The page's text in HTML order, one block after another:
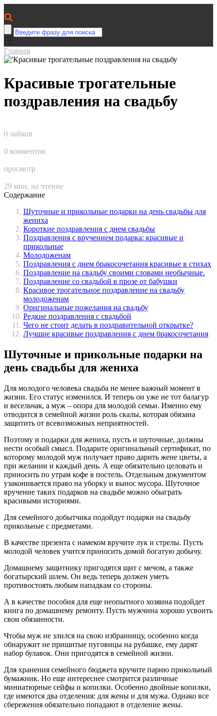
Главная
Красивые трогательные
поздравления на свадьбу
0 лайков
0 комментов
просмотр
29 мин. на чтение
Содержание
Шуточные и прикольные подарки на день свадьбы для
жениха
Короткие поздравления с днем свадьбы
Поздравления с вручением подарка: красивые и
прикольные
Молодоженам
Поздравления с днем бракосочетания красивые в стихах
Поздравление на свадьбу своими словами необычные.
Поздравление со свадьбой в прозе от бабушки
Красивое трогательное поздравление на свадьбу
молодоженам
Оригинальные пожелания на свадьбу
Редкие поздравления с свадьбой
Чего не стоит делать в поздравительной открытке?
Лучшие красивые поздравления с днем бракосочетания
Шуточные и прикольные подарки на
день свадьбы для жениха
Для молодого человека свадьба не менее важный момент в
жизни. Его статус изменился. И теперь он уже не тот балагур
и весельчак, а муж – опора для молодой семьи. Именно ему
отводится в семейной жизни роль скалы, которая обязана
защитить от всевозможных неприятностей.
Поэтому и подарки для жениха, пусть и шуточные, должны
нести особый смысл. Подарите оригинальный сертификат, по
которому молодой муж получает право дарить жене цветы, а
при желании и каждый день. А еще обязательно целовать и
приносить по утрам кофе в постель. Отдельным документом
узаконивается право на уборку и вынос мусора. Шуточное
вручение таких подарков на свадьбе можно обыграть
красивыми историями.
Для семейного добытчика подойдут подарки на свадьбу
прикольные с предметами.
В качестве презента с намеком вручите лук и стрелы. Пусть
молодой человек учится приносить домой богатую добычу.
Домашнему защитнику пригодятся щит с мечом, а также
богатырский шлем. Он ведь теперь должен уметь
противостоять любым нападкам со стороны.
А в качестве пособия для еще неопытного хозяина подойдет
книга по домашнему ремонту. Пусть мужчина хорошо усвоить
свои обязанности.
Чтобы муж не злился на свою избранницу, особенно когда
обнаружит не пришитые пуговицы на рубашке, ему дарят
набор булавок. Они пригодятся в семейной жизни.
Для хранения семейного бюджета вручите парню прикольный
бумажник. Но еще интереснее смотрится различные
миниатюрные сейфы и копилки. Особенно двойные копилки,
где имеются два отделения: для жены и для мужа. Однако все
сбережения обязательно попадают в отделение жены.